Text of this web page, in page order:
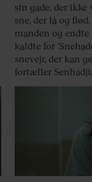
sin gade, der
sne, der lå og
manden og
kaldte for
snevejr, der kan
fortæller Senhadji.